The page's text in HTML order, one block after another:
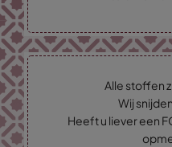
Alle stoffen
Wij
Heeft u liever een